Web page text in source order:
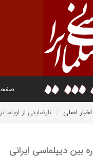
اخبار اصلی نارضایتی از
بین دیپلماسی ایرانی